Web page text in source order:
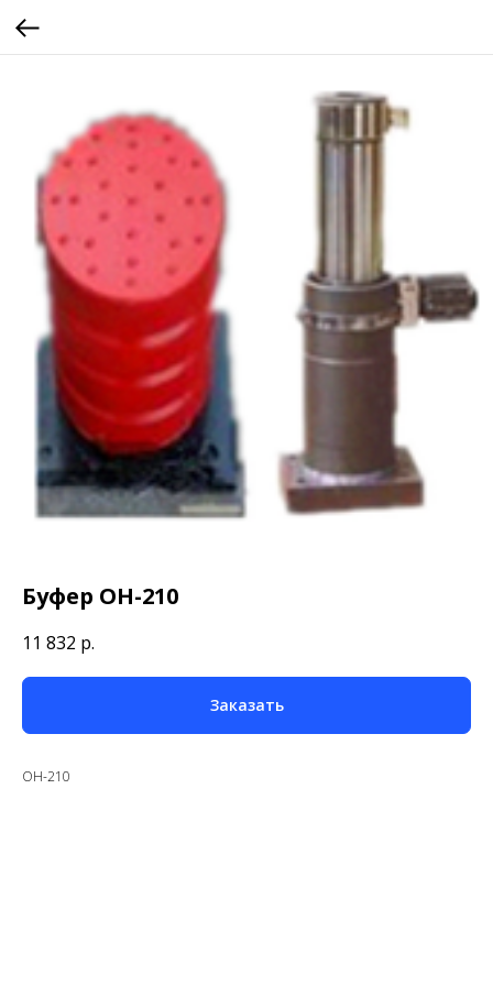
Буфер OH-210
11 832 р.
Заказать
OH-210